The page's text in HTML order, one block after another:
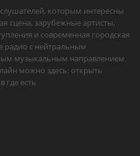
которым интересны
сцена, зарубежные артисты,
и современная городская
радио с нейтральным
музыкальным направлением.
можно здесь: открыть
где есть